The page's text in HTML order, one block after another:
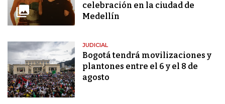
celebración en la ciudad de
Medellín
JUDICIAL
Bogotá tendrá movilizaciones y
plantones entre el 6 y el 8 de
agosto